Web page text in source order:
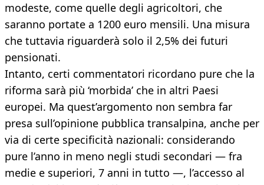
modeste, come quelle degli agricoltori, che
saranno portate a 1200 euro mensili. Una misura
che tuttavia riguarderà solo il 2,5% dei futuri
pensionati.
Intanto, certi commentatori ricordano pure che la
riforma sarà più ‘morbida’ che in altri Paesi
europei. Ma quest’argomento non sembra far
presa sull’opinione pubblica transalpina, anche per
via di certe specificità nazionali: considerando
pure l’anno in meno negli studi secondari — fra
medie e superiori, 7 anni in tutto —, l’accesso al